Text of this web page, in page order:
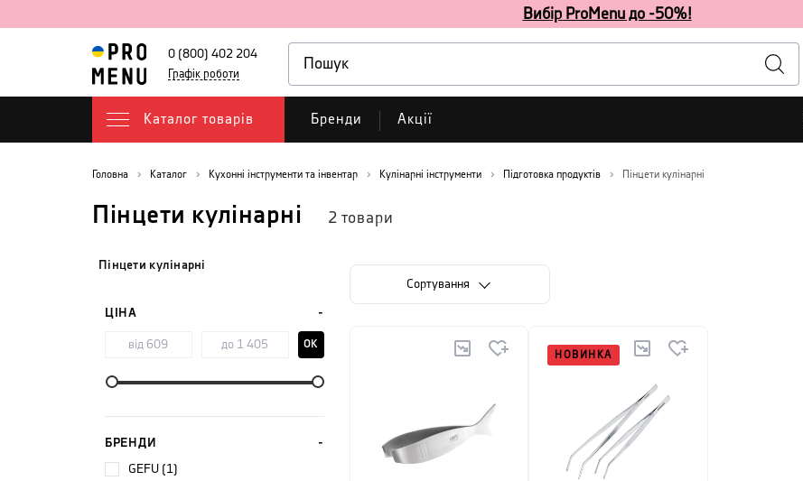
Вибір ProMenu до -50%!
0 (800) 402 204
Графік роботи
Каталог товарів Бренди Акції
Головна Каталог Кухонні інструменти та інвентар Кулінарні інструменти Підготовка продуктів Пінцети кулінарні
Пінцети кулінарні 2 товари
Пінцети кулінарні
ЦІНА
OK
БРЕНДИ
GEFU (1)
Сортування
НОВИНКА